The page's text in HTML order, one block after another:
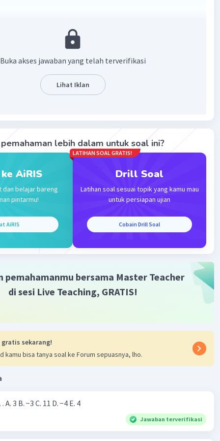
·0.0(0) Balas
K Level 60
2023 08:23
you udh jawab
Iklan
Level 31
K Level 60
you udh jawab
Buka akses jawaban yang telah terverifikasi
Lihat Iklan
lebih dalam untuk soal ini?
AiRIS
dan belajar bareng
pintarmu!
AiRIS
LATIHAN SOAL GRATIS!
Drill Soal
Latihan soal sesuai topik yang kamu mau
untuk persiapan ujian
Cobain Drill Soal
pemahamanmu bersama Master Teacher
di sesi Live Teaching, GRATIS!
gratis sekarang!
kamu bisa tanya soal ke Forum sepuasnya, lho.
Nilai dari |−7+4|=… A. 3 B. −3 C. 11 D. −4 E. 4
Jawaban terverifikasi